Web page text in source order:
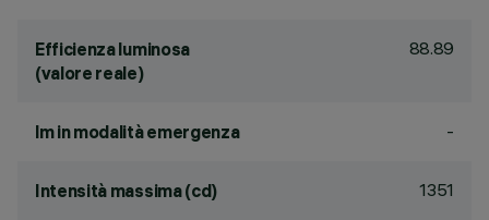
Efficienza luminosa
(valore reale)
88.89
lm in modalità emergenza -
Intensità massima (cd) 1351